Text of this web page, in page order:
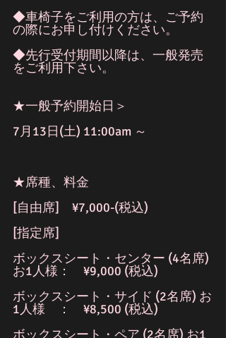
◆車椅子をご利用の方は、ご予約
の際にお申し付けください。
◆先行受付期間以降は、一般発売
をご利用下さい。
★一般予約開始日＞
7月13日(土) 11:00am ～
★席種、料金
[自由席]　¥7,000-(税込)
[指定席]
ボックスシート・センター (4名席)
お1人様：　¥9,000 (税込)
ボックスシート・サイド (2名席) お
1人様　：　¥8,500 (税込)
ボックスシート・ペア (2名席) お1